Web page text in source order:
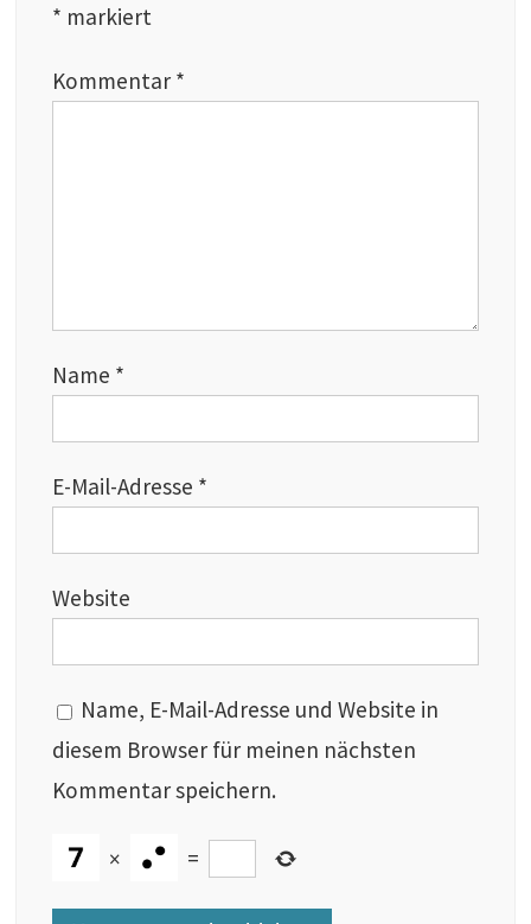
* markiert
Kommentar *
Name *
E-Mail-Adresse *
Website
Name, E-Mail-Adresse und Website in
diesem Browser für meinen nächsten
Kommentar speichern.
× =